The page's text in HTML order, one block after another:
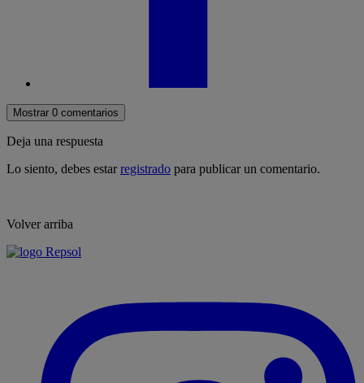
Mostrar 0 comentarios
Deja una respuesta
Lo siento, debes estarregistrado para publicar un comentario.
Volver arriba